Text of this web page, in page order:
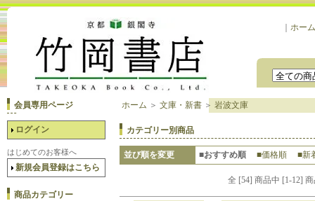
ホーム
会員専用ページ
ログイン
はじめてのお客様へ
新規会員登録はこちら
商品カテゴリー
ホーム ＞ 文庫・新書 ＞ 岩波文庫
カテゴリー別商品
並び順を変更 ■おすすめ順 ■価格順 ■新
全 [54] 商品中 [1-12]